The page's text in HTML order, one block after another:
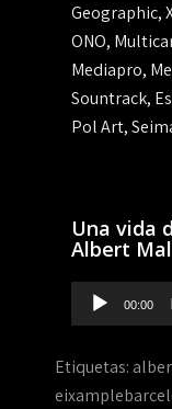
Geographic,
ONO,
Mediapro,
Sountrack,
Pol Art,
Una vida
Albert
Reproductor
de
00:00
Etiquetas: